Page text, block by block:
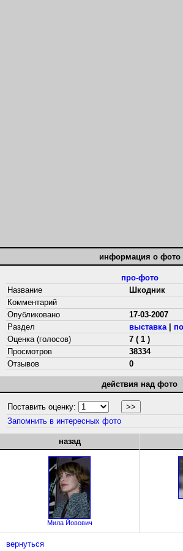
информация о фото
про-фото
Название
Шкодник
Комментарий
Опубликовано
17-03-2007
Раздел
выставка|
Оценка (голосов)
7 ( 1 )
Просмотров
38334
Отзывов
0
действия над фото
Поставить оценку:
Запомнить в интересных фото
назад
Мила Йовович
вернуться